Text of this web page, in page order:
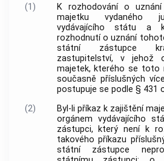
(1)
K rozhodování o
majetku vydaného
vydávajícího státu a
rozhodnutí o uznání
státní zástupce
zastupitelství, v jehož
majetek, kterého se toto
současně příslušných
postupuje se podle § 431
(2)
Byl-li příkaz k zajištění
orgánem vydávajícího
zástupci, který není k
takového příkazu
státní zástupce